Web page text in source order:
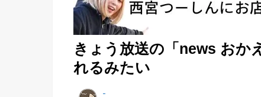
きょう放送の「news おか
れるみたい